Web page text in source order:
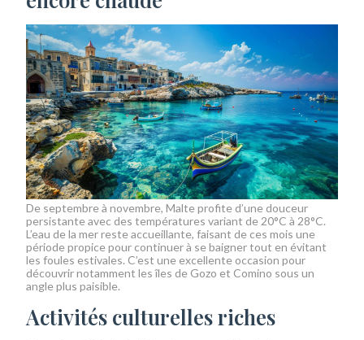
De septembre à novembre, Malte profite d’une douceur
persistante avec des températures variant de 20°C à 28°C.
L’eau de la mer reste accueillante, faisant de ces mois une
période propice pour continuer à se baigner tout en évitant
les foules estivales. C’est une excellente occasion pour
découvrir notamment les îles de Gozo et Comino sous un
angle plus paisible.
Activités culturelles riches